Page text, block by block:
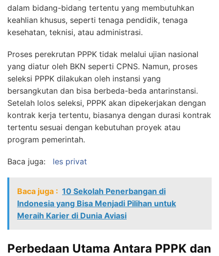
dalam bidang-bidang tertentu yang membutuhkan
keahlian khusus, seperti tenaga pendidik, tenaga
kesehatan, teknisi, atau administrasi.
Proses perekrutan PPPK tidak melalui ujian nasional
yang diatur oleh BKN seperti CPNS. Namun, proses
seleksi PPPK dilakukan oleh instansi yang
bersangkutan dan bisa berbeda-beda antarinstansi.
Setelah lolos seleksi, PPPK akan dipekerjakan dengan
kontrak kerja tertentu, biasanya dengan durasi kontrak
tertentu sesuai dengan kebutuhan proyek atau
program pemerintah.
Baca juga: les privat
Baca juga : 10 Sekolah Penerbangan di
Indonesia yang Bisa Menjadi Pilihan untuk
Meraih Karier di Dunia Aviasi
Perbedaan Utama Antara PPPK dan